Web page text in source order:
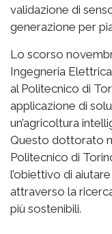
validazione di
generazione per
Lo scorso
Ingegneria
al Politecnico di
applicazione di
un’agricoltura
Questo dottorato
Politecnico di
l’obiettivo di
attraverso la
più sostenibili.